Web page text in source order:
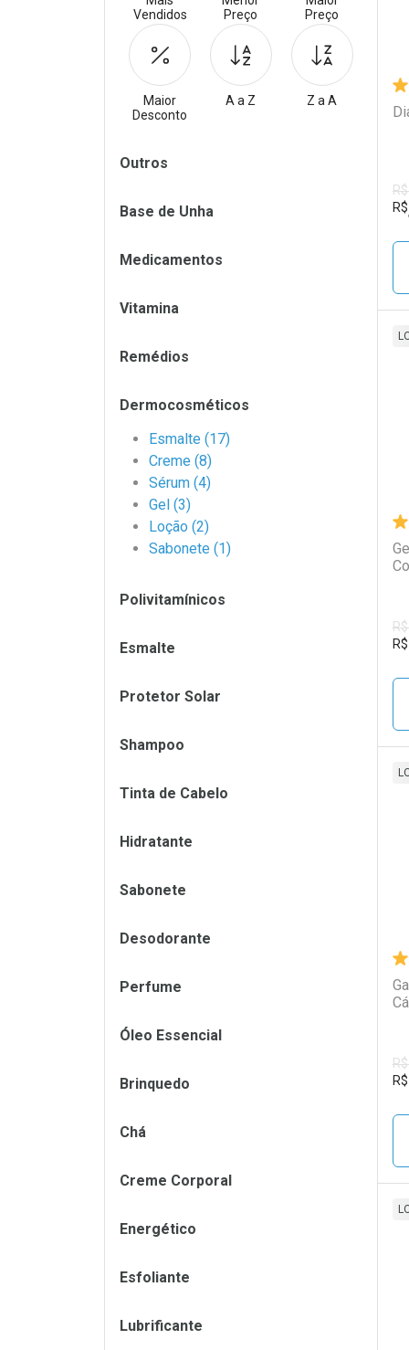
R$
R$
R$
Vendidos
Preço
Preço
Maior
Desconto
A a Z Z a A
Filtros
Outros
Base de Unha
Medicamentos
Vitamina
Remédios
Dermocosméticos
Esmalte (17)
Creme (8)
Sérum (4)
Gel (3)
Loção (2)
Sabonete (1)
Polivitamínicos
Esmalte
Protetor Solar
Shampoo
Tinta de Cabelo
Hidratante
Sabonete
Desodorante
Perfume
Óleo Essencial
Brinquedo
Chá
Creme Corporal
Energético
Esfoliante
Lubrificante